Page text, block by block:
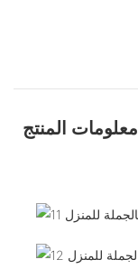
معلومات المنتج